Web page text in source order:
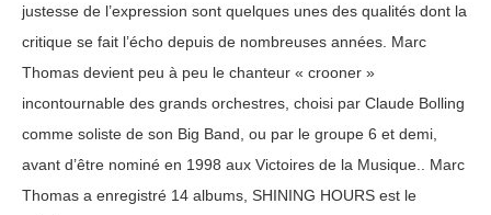
justesse de l’expression sont quelques unes des qualités dont la
critique se fait l’écho depuis de nombreuses années. Marc
Thomas devient peu à peu le chanteur « crooner »
incontournable des grands orchestres, choisi par Claude Bolling
comme soliste de son Big Band, ou par le groupe 6 et demi,
avant d’être nominé en 1998 aux Victoires de la Musique.. Marc
Thomas a enregistré 14 albums, SHINING HOURS est le